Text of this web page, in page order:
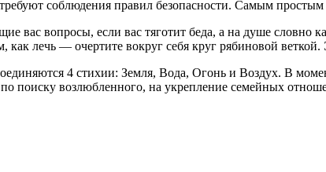
соблюдения правил безопасности. Самым
вас вопросы, если вас тяготит беда, а на душе словно
как лечь — очертите вокруг себя круг рябиновой
4 стихии: Земля, Вода, Огонь и Воздух. В
поиску возлюбленного, на укрепление семейных